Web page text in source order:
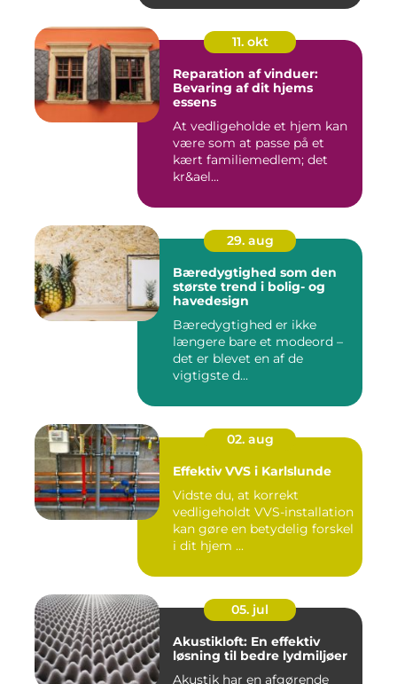
11. okt
Reparation af vinduer:
Bevaring af dit hjems
essens
At vedligeholde et hjem kan
være som at passe på et
kært familiemedlem; det
kr&ael...
29. aug
Bæredygtighed som den
største trend i bolig- og
havedesign
Bæredygtighed er ikke
længere bare et modeord –
det er blevet en af de
vigtigste d...
02. aug
Effektiv VVS i Karlslunde
Vidste du, at korrekt
vedligeholdt VVS-installation
kan gøre en betydelig forskel
i dit hjem ...
05. jul
Akustikloft: En effektiv
løsning til bedre lydmiljøer
Akustik har en afgørende